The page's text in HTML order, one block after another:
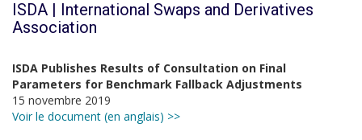
ISDA | International Swaps and Derivatives
Association
ISDA Publishes Results of Consultation on Final
Parameters for Benchmark Fallback Adjustments
15 novembre 2019
Voir le document (en anglais) >>